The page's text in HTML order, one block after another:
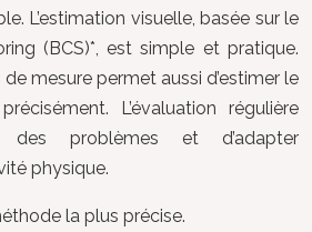
L’estimation visuelle, basée sur le
(BCS)*, est simple et pratique.
de mesure permet aussi d’estimer le
L’évaluation régulière
des problèmes et d’adapter
physique.
la plus précise.